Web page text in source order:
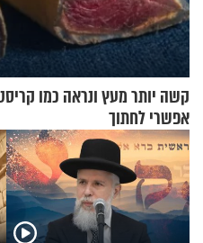
קשה יותר מעץ ונראה כמו
אפשרי לחתוך